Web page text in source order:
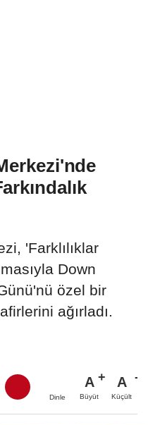
'Farklılıklar
Down
özel bir
ağırladı.
Dinle
A
Büyüt
A
Küçült